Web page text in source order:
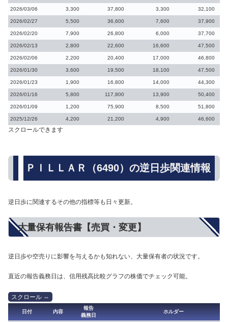
2026/03/06 3,300 37,800 3,300 32,100
2026/02/27 5,500 36,600 7,600 37,900
2026/02/20 7,900 26,800 6,000 37,700
2026/02/13 2,800 22,600 16,600 47,500
2026/02/06 2,200 20,400 17,000 46,800
2026/01/30 3,600 19,500 18,100 47,500
2026/01/23 1,900 16,800 14,000 44,300
2026/01/16 5,800 117,800 13,900 50,400
2026/01/09 1,200 75,900 8,500 51,800
2025/12/26 4,200 21,200 4,900 46,600
スクロールできます
ＰＩＬＬＡＲ（6490）の逆日歩関連情報
逆日歩に関連するその他の指標等も日々更新。
大量保有報告書【売買・変更】
逆日歩や空売りに影響を与えるかも知れない、大量保有者の状況です。
直近の報告義務日は、信用残高比較グラフの株価でチェック可能。
日付 内容
報告
義務日
ホルダー